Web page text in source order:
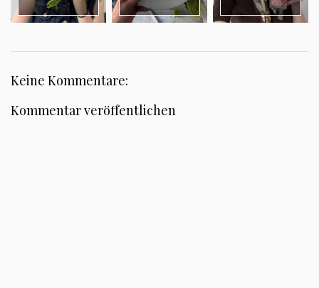
Keine Kommentare:
Kommentar veröffentlichen